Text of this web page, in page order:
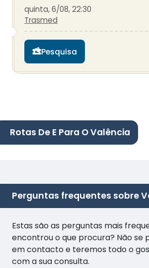
quinta, 6/08, 22:30
Trasmed
Pesquisa
Rotas De E Para O Valência
Perguntas frequentes sobre
Estas são as perguntas mais
encontrou o que procura? Não se
em contacto e teremos todo o
com a sua consulta.